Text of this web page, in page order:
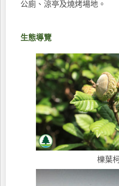
公廁、涼亭及燒烤場地。
生態導覽
櫟葉柯